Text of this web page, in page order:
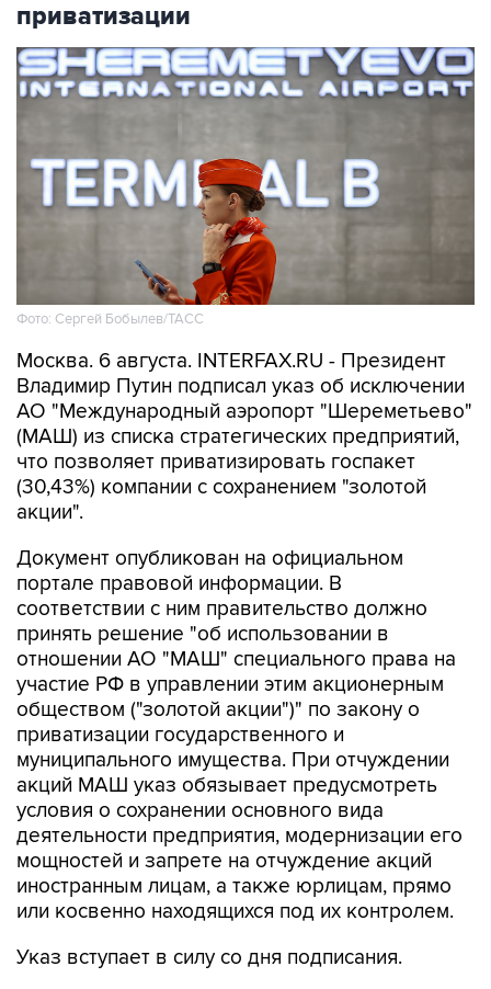
приватизации
Фото: Сергей Бобылев/ТАСС
Москва. 6 августа. INTERFAX.RU - Президент
Владимир Путин подписал указ об исключении
АО "Международный аэропорт "Шереметьево"
(МАШ) из списка стратегических предприятий,
что позволяет приватизировать госпакет
(30,43%) компании с сохранением "золотой
акции".
Документ опубликован на официальном
портале правовой информации. В
соответствии с ним правительство должно
принять решение "об использовании в
отношении АО "МАШ" специального права на
участие РФ в управлении этим акционерным
обществом ("золотой акции")" по закону о
приватизации государственного и
муниципального имущества. При отчуждении
акций МАШ указ обязывает предусмотреть
условия о сохранении основного вида
деятельности предприятия, модернизации его
мощностей и запрете на отчуждение акций
иностранным лицам, а также юрлицам, прямо
или косвенно находящихся под их контролем.
Указ вступает в силу со дня подписания.